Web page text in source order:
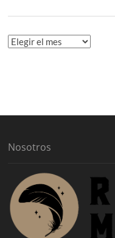
A
Nosotros